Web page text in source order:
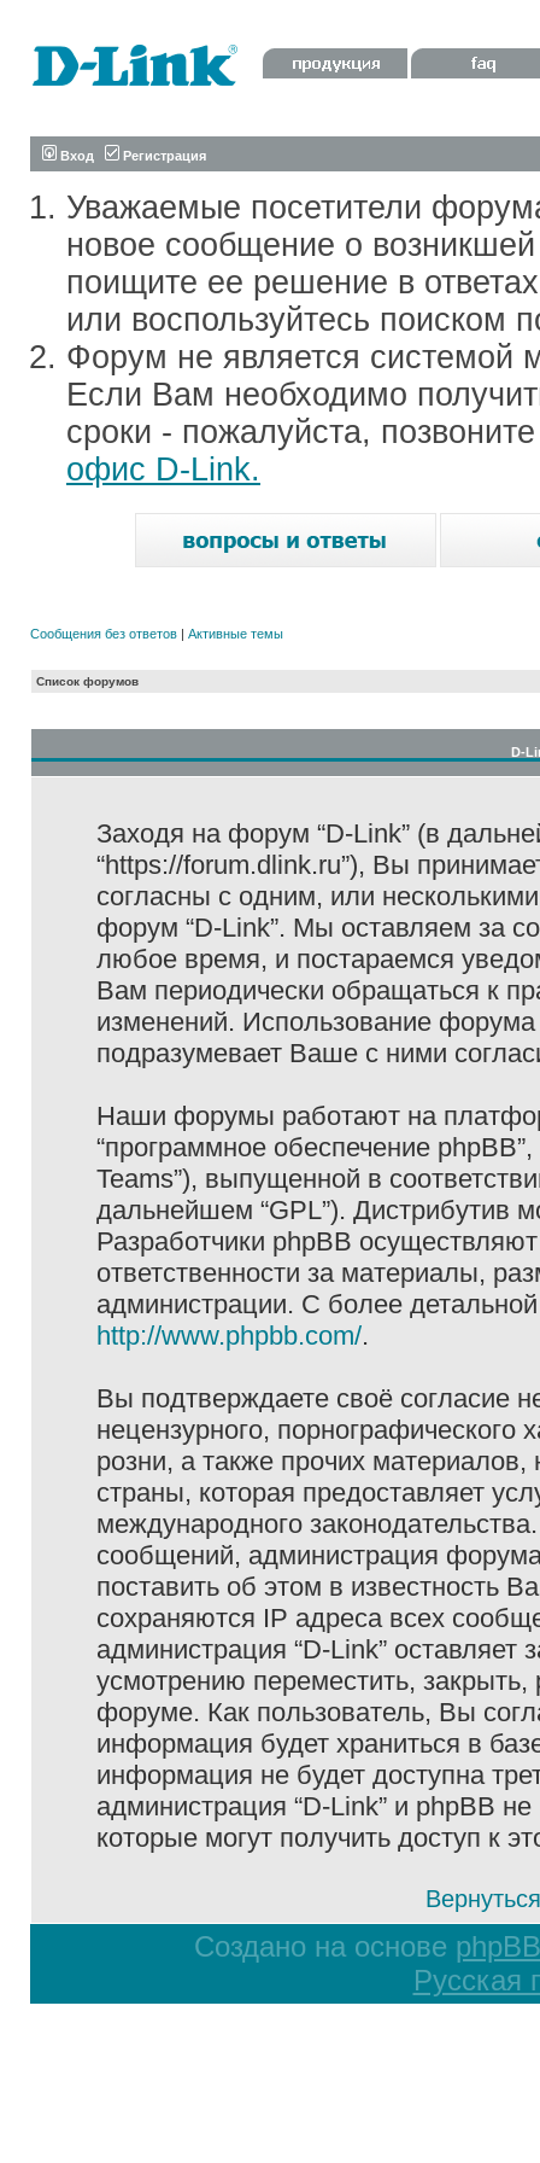
Вход Регистрация
Уважаемые посетители
новое сообщение о
поищите ее решение в
или воспользуйтесь поиском
Форум не является системой
Если Вам необходимо
сроки - пожалуйста,
офис D-Link.
Сообщения без ответов | Активные темы
Список форумов
D-
Заходя на форум “D-Link” (в
“https://forum.dlink.ru”), Вы
согласны с одним, или
форум “D-Link”. Мы оставляем за
любое время, и постараемся
Вам периодически обращаться к
изменений. Использование
подразумевает Ваше с ними
Наши форумы работают на
“программное обеспечение
Teams”), выпущенной в
дальнейшем “GPL”). Дистрибутив
Разработчики phpBB
ответственности за материалы,
администрации. С более
http://www.phpbb.com/.
Вы подтверждаете своё согласие
нецензурного, порнографического
розни, а также прочих
страны, которая предоставляет
международного
сообщений, администрация
поставить об этом в известность
сохраняются IP адреса всех
администрация “D-Link”
усмотрению переместить,
форуме. Как пользователь, Вы
информация будет храниться в
информация не будет доступна
администрация “D-Link” и phpBB
которые могут получить доступ к
Создано на основе phpBB
Русская